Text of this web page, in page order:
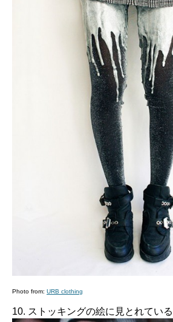
Photo from: URB clothing
10. ストッキングの絵に見とれてい